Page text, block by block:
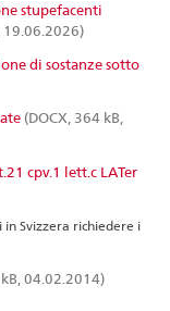
stupefacenti
19.06.2026)
di sostanze sotto
(DOCX, 364 kB,
cpv.1 lett.c LATer
Svizzera richiedere i
kB, 04.02.2014)